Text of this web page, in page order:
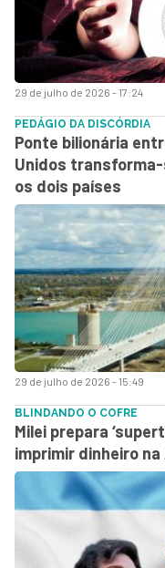
29 de julho de 2026 - 17:24
29 de julho de 2026 - 15:49
PEDÁGIO DA DISCÓRDIA
Ponte bilionária
Unidos
os dois países
BLINDANDO O COFRE
Milei prepara
imprimir dinheiro